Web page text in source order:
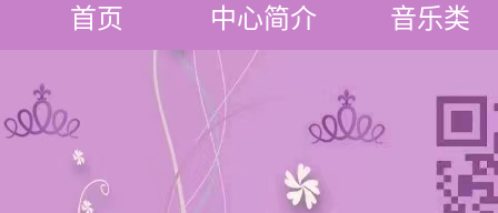
首页 中心简介 音乐类